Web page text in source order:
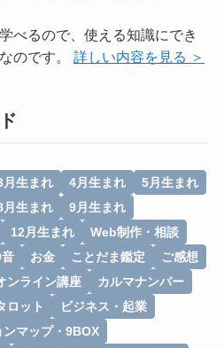
べるので、使える知識にでき
のです。 詳しい内容を見る ＞
月生まれ 4月生まれ
5月生まれ
月生まれ
9月生まれ
12月生まれ
Web制作・相談
お金 ことだま鑑定
ご感想
ンライン講座
カルマナンバー
ロット
ビジネス・起業
ンマップ・9BOX